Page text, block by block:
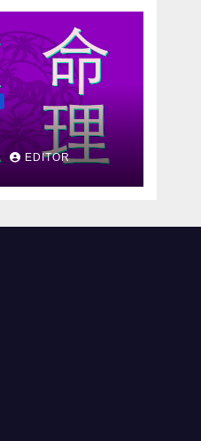
EDITOR